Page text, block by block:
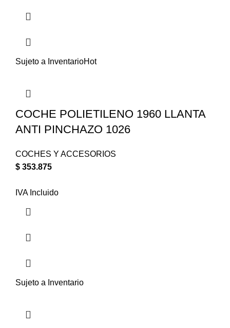
Sujeto a InventarioHot
COCHE POLIETILENO 1960 LLANTA
ANTI PINCHAZO 1026
COCHES Y ACCESORIOS
$ 353.875
IVA Incluido
Sujeto a Inventario